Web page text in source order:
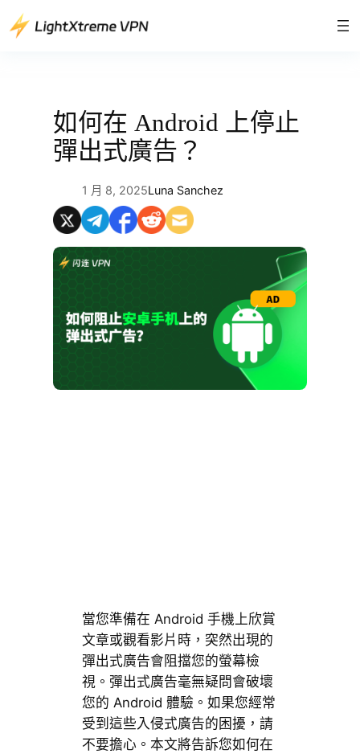
至
如何在 Android 上停止
彈出式廣告？
1 月 8, 2025Luna Sanchez
當您準備在 Android 手機上欣賞
文章或觀看影片時，突然出現的
彈出式廣告會阻擋您的螢幕檢
視。彈出式廣告毫無疑問會破壞
您的 Android 體驗。如果您經常
受到這些入侵式廣告的困擾，請
不要擔心。本文將告訴您如何在